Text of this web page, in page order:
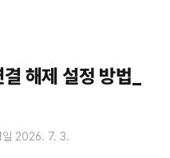
해제 설정 방법_
일 2026. 7. 3.